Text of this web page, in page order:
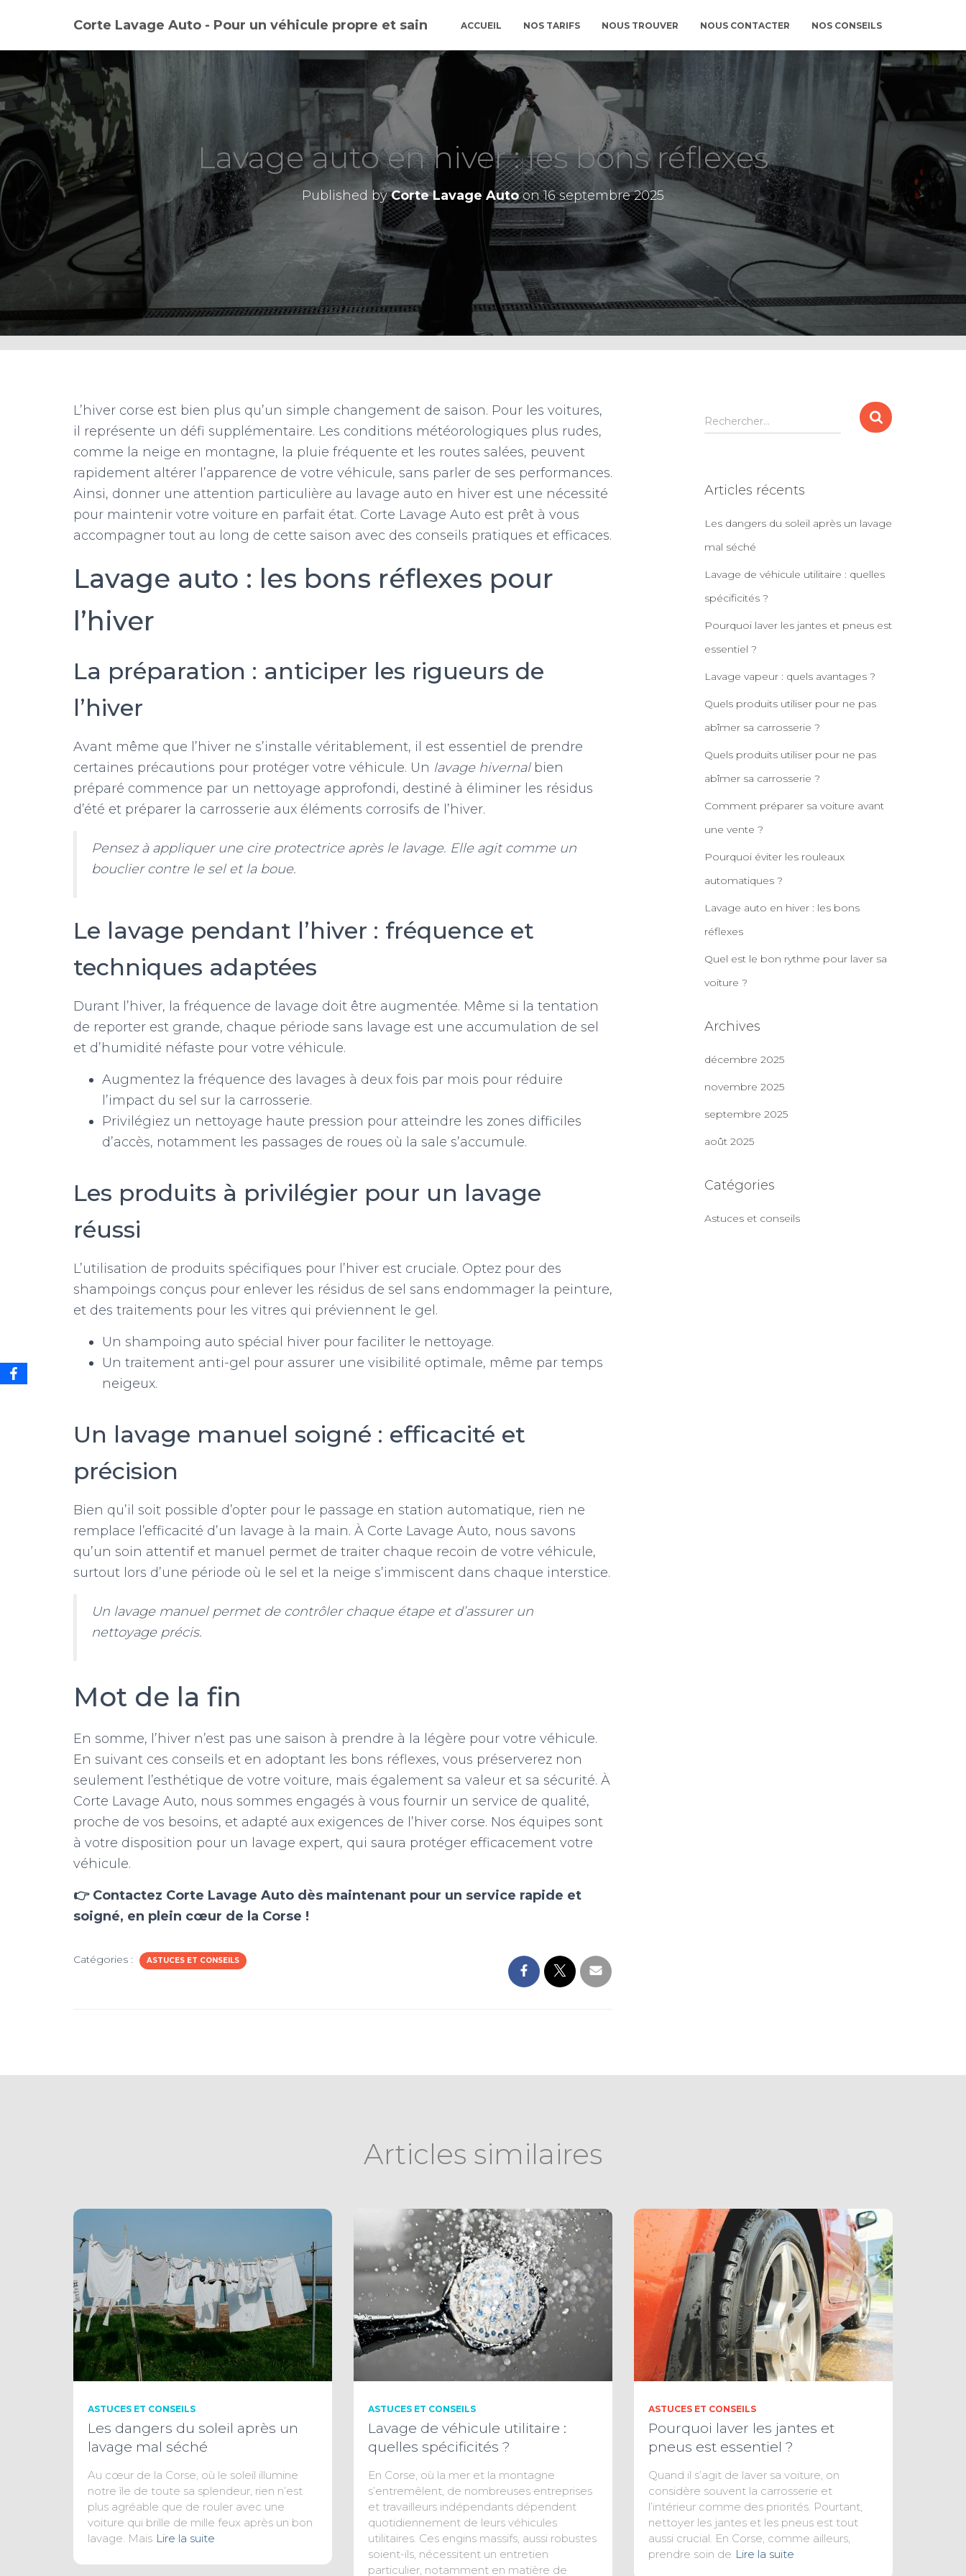
Corte Lavage Auto - Pour un véhicule propre et sain ACCUEIL NOS TARIFS NOUS TROUVER NOUS CONTACTER NOS CONSEILS
Lavage auto en hiver : les bons réflexes
Published byCorte Lavage Autoon16 septembre 2025
L’hiver corse est bien plus qu’un simple changement de saison. Pour les voitures,
il représente un défi supplémentaire. Les conditions météorologiques plus rudes,
comme la neige en montagne, la pluie fréquente et les routes salées, peuvent
rapidement altérer l’apparence de votre véhicule, sans parler de ses performances.
Ainsi, donner une attention particulière au lavage auto en hiver est une nécessité
pour maintenir votre voiture en parfait état. Corte Lavage Auto est prêt à vous
accompagner tout au long de cette saison avec des conseils pratiques et efficaces.
Lavage auto : les bons réflexes pour
l’hiver
La préparation : anticiper les rigueurs de
l’hiver
Avant même que l’hiver ne s’installe véritablement, il est essentiel de prendre
certaines précautions pour protéger votre véhicule. Un lavage hivernalbien
préparé commence par un nettoyage approfondi, destiné à éliminer les résidus
d’été et préparer la carrosserie aux éléments corrosifs de l’hiver.
Pensez à appliquer une cire protectrice après le lavage. Elle agit comme un
bouclier contre le sel et la boue.
Le lavage pendant l’hiver : fréquence et
techniques adaptées
Durant l’hiver, la fréquence de lavage doit être augmentée. Même si la tentation
de reporter est grande, chaque période sans lavage est une accumulation de sel
et d’humidité néfaste pour votre véhicule.
Augmentez la fréquence des lavages à deux fois par mois pour réduire
l’impact du sel sur la carrosserie.
Privilégiez un nettoyage haute pression pour atteindre les zones difficiles
d’accès, notamment les passages de roues où la sale s’accumule.
Les produits à privilégier pour un lavage
réussi
L’utilisation de produits spécifiques pour l’hiver est cruciale. Optez pour des
shampoings conçus pour enlever les résidus de sel sans endommager la peinture,
et des traitements pour les vitres qui préviennent le gel.
Un shampoing auto spécial hiver pour faciliter le nettoyage.
Un traitement anti-gel pour assurer une visibilité optimale, même par temps
neigeux.
Un lavage manuel soigné : efficacité et
précision
Bien qu’il soit possible d’opter pour le passage en station automatique, rien ne
remplace l’efficacité d’un lavage à la main. À Corte Lavage Auto, nous savons
qu’un soin attentif et manuel permet de traiter chaque recoin de votre véhicule,
surtout lors d’une période où le sel et la neige s’immiscent dans chaque interstice.
Un lavage manuel permet de contrôler chaque étape et d’assurer un
nettoyage précis.
Mot de la fin
En somme, l’hiver n’est pas une saison à prendre à la légère pour votre véhicule.
En suivant ces conseils et en adoptant les bons réflexes, vous préserverez non
seulement l’esthétique de votre voiture, mais également sa valeur et sa sécurité. À
Corte Lavage Auto, nous sommes engagés à vous fournir un service de qualité,
proche de vos besoins, et adapté aux exigences de l’hiver corse. Nos équipes sont
à votre disposition pour un lavage expert, qui saura protéger efficacement votre
véhicule.
👉 Contactez Corte Lavage Auto dès maintenant pour un service rapide et
soigné, en plein cœur de la Corse !
Catégories : ASTUCES ET CONSEILS
R
e
r
h
Rechercher…
Articles récents
Les dangers du soleil après un lavage
mal séché
Lavage de véhicule utilitaire : quelles
spécificités ?
Pourquoi laver les jantes et pneus est
essentiel ?
Lavage vapeur : quels avantages ?
Quels produits utiliser pour ne pas
abîmer sa carrosserie ?
Quels produits utiliser pour ne pas
abîmer sa carrosserie ?
Comment préparer sa voiture avant
une vente ?
Pourquoi éviter les rouleaux
automatiques ?
Lavage auto en hiver : les bons
réflexes
Quel est le bon rythme pour laver sa
voiture ?
Archives
décembre 2025
novembre 2025
septembre 2025
août 2025
Catégories
Astuces et conseils
Articles similaires
ASTUCES ET CONSEILS
Les dangers du soleil après un
lavage mal séché
Au cœur de la Corse, où le soleil illumine
notre île de toute sa splendeur, rien n’est
plus agréable que de rouler avec une
voiture qui brille de mille feux après un bon
lavage. Mais Lire la suite
ASTUCES ET CONSEILS
Lavage de véhicule utilitaire :
quelles spécificités ?
En Corse, où la mer et la montagne
s’entremêlent, de nombreuses entreprises
et travailleurs indépendants dépendent
quotidiennement de leurs véhicules
utilitaires. Ces engins massifs, aussi robustes
soient-ils, nécessitent un entretien
particulier, notamment en matière de
ASTUCES ET CONSEILS
Pourquoi laver les jantes et
pneus est essentiel ?
Quand il s’agit de laver sa voiture, on
considère souvent la carrosserie et
l’intérieur comme des priorités. Pourtant,
nettoyer les jantes et les pneus est tout
aussi crucial. En Corse, comme ailleurs,
prendre soin de Lire la suite